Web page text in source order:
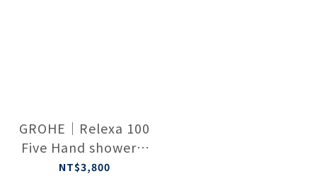
GROHE｜Relexa 100
Five Hand shower 5
sprays 28796000
NT$3,800